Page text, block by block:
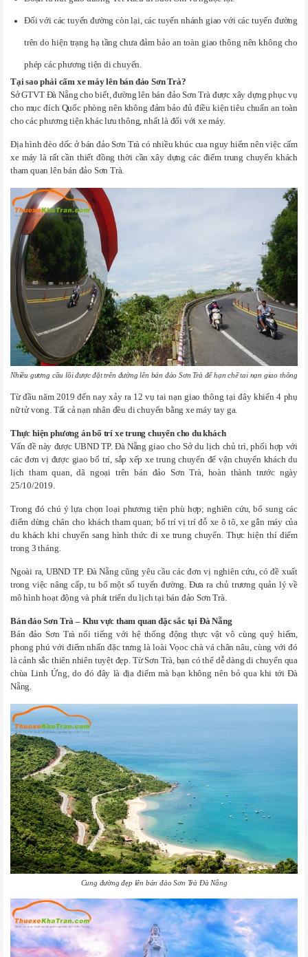
Đối với các tuyến đường còn lại, các tuyến nhánh giao với các tuyến đường
trên do hiện trạng hạ tầng chưa đảm bảo an toàn giao thông nên không cho
phép các phương tiện di chuyển.
Tại sao phải cấm xe máy lên bán đảo Sơn Trà?
Sở GTVT Đà Nẵng cho biết, đường lên bán đảo Sơn Trà được xây dựng phục vụ
cho mục đích Quốc phòng nên không đảm bảo đủ điều kiện tiêu chuẩn an toàn
cho các phương tiện khác lưu thông, nhất là đối với xe máy.
Địa hình đèo dốc ở bán đảo Sơn Trà có nhiều khúc cua nguy hiểm nên việc cấm
xe máy là rất cần thiết đồng thời cần xây dựng các điểm trung chuyển khách
tham quan lên bán đảo Sơn Trà.
Nhiều gương cầu lồi được đặt trên đường lên bán đảo Sơn Trà để hạn chế tai nạn giao thông
Từ đầu năm 2019 đến nay xảy ra 12 vụ tai nạn giao thông tại đây khiến 4 phụ
nữ tử vong. Tất cả nạn nhân đều di chuyển bằng xe máy tay ga.
Thực hiện phương án bố trí xe trung chuyển cho du khách
Vấn đề này được UBND TP. Đà Nẵng giao cho Sở du lịch chủ trì, phối hợp với
các đơn vị được giao bố trí, sắp xếp xe trung chuyển để vận chuyển khách du
lịch tham quan, dã ngoại trên bán đảo Sơn Trà, hoàn thành trước ngày
25/10/2019.
Trong đó chú ý lựa chọn loại phương tiện phù hợp; nghiên cứu, bổ sung các
điểm dừng chân cho khách tham quan; bố trí vị trí đỗ xe ô tô, xe gắn máy của
du khách khi chuyển sang hình thức đi xe trung chuyển. Thực hiện thí điểm
trong 3 tháng.
Ngoài ra, UBND TP. Đà Nẵng cũng yêu cầu các đơn vị nghiên cứu, có đề xuất
trong việc nâng cấp, tu bổ một số tuyến đường. Đưa ra chủ trương quản lý về
mô hình hoạt động và phát triển du lịch tại bán đảo Sơn Trà.
Bán đảo Sơn Trà – Khu vực tham quan đặc sắc tại Đà Nẵng
Bán đảo Sơn Trà nổi tiếng với hệ thống động thực vật vô cùng quý hiếm,
phong phú với điểm nhấn đặc trưng là loài Vọoc chà vá chân nâu, cùng với đó
là cảnh sắc thiên nhiên tuyệt đẹp. Từ Sơn Trà, bạn có thể dễ dàng di chuyển qua
chùa Linh Ứng, do đó đây là địa điểm mà bạn không nên bỏ qua khi tới Đà
Nẵng.
Cung đường đẹp lên bán đảo Sơn Trà Đà Nẵng